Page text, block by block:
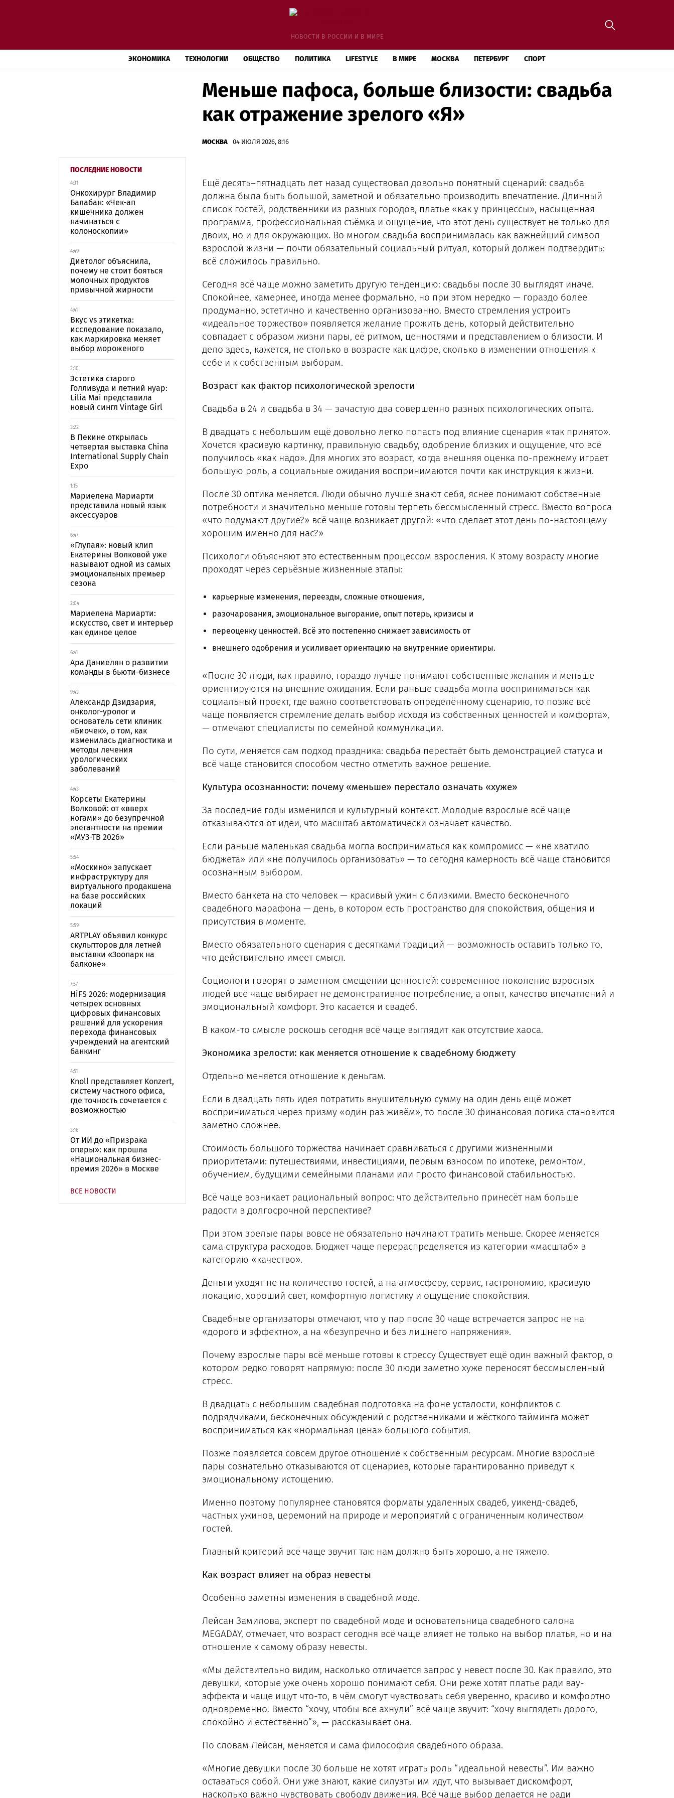
НОВОСТИ В РОССИИ И В МИРЕ
ЭКОНОМИКА ТЕХНОЛОГИИ ОБЩЕСТВО ПОЛИТИКА LIFESTYLE В МИРЕ МОСКВА ПЕТЕРБУРГ СПОРТ
Меньше пафоса, больше близости: свадьба
как отражение зрелого «Я»
МОСКВА 04 ИЮЛЯ 2026, 8:16
ПОСЛЕДНИЕ НОВОСТИ
4:31
Онкохирург Владимир
Балабан: «Чек-ап
кишечника должен
начинаться с
колоноскопии»
4:49
Диетолог объяснила,
почему не стоит бояться
молочных продуктов
привычной жирности
4:41
Вкус vs этикетка:
исследование показало,
как маркировка меняет
выбор мороженого
2:10
Эстетика старого
Голливуда и летний нуар:
Lilia Mai представила
новый сингл Vintage Girl
3:22
В Пекине открылась
четвертая выставка China
International Supply Chain
Expo
1:15
Мариелена Мариарти
представила новый язык
аксессуаров
6:47
«Глупая»: новый клип
Екатерины Волковой уже
называют одной из самых
эмоциональных премьер
сезона
2:04
Мариелена Мариарти:
искусство, свет и интерьер
как единое целое
6:41
Ара Даниелян о развитии
команды в бьюти-бизнесе
9:43
Александр Дзидзария,
онколог-уролог и
основатель сети клиник
«Биочек», о том, как
изменилась диагностика и
методы лечения
урологических
заболеваний
4:43
Корсеты Екатерины
Волковой: от «вверх
ногами» до безупречной
элегантности на премии
«МУЗ-ТВ 2026»
5:54
«Москино» запускает
инфраструктуру для
виртуального продакшена
на базе российских
локаций
5:59
ARTPLAY объявил конкурс
скульпторов для летней
выставки «Зоопарк на
балконе»
7:57
HiFS 2026: модернизация
четырех основных
цифровых финансовых
решений для ускорения
перехода финансовых
учреждений на агентский
банкинг
4:51
Knoll представляет Konzert,
систему частного офиса,
где точность сочетается с
возможностью
3:16
От ИИ до «Призрака
оперы»: как прошла
«Национальная бизнес-
премия 2026» в Москве
ВСЕ НОВОСТИ
Ещё десять–пятнадцать лет назад существовал довольно понятный сценарий: свадьба
должна была быть большой, заметной и обязательно производить впечатление. Длинный
список гостей, родственники из разных городов, платье «как у принцессы», насыщенная
программа, профессиональная съёмка и ощущение, что этот день существует не только для
двоих, но и для окружающих. Во многом свадьба воспринималась как важнейший символ
взрослой жизни — почти обязательный социальный ритуал, который должен подтвердить:
всё сложилось правильно.
Сегодня всё чаще можно заметить другую тенденцию: свадьбы после 30 выглядят иначе.
Спокойнее, камернее, иногда менее формально, но при этом нередко — гораздо более
продуманно, эстетично и качественно организованно. Вместо стремления устроить
«идеальное торжество» появляется желание прожить день, который действительно
совпадает с образом жизни пары, её ритмом, ценностями и представлением о близости. И
дело здесь, кажется, не столько в возрасте как цифре, сколько в изменении отношения к
себе и к собственным выборам.
Возраст как фактор психологической зрелости
Свадьба в 24 и свадьба в 34 — зачастую два совершенно разных психологических опыта.
В двадцать с небольшим ещё довольно легко попасть под влияние сценария «так принято».
Хочется красивую картинку, правильную свадьбу, одобрение близких и ощущение, что всё
получилось «как надо». Для многих это возраст, когда внешняя оценка по-прежнему играет
большую роль, а социальные ожидания воспринимаются почти как инструкция к жизни.
После 30 оптика меняется. Люди обычно лучше знают себя, яснее понимают собственные
потребности и значительно меньше готовы терпеть бессмысленный стресс. Вместо вопроса
«что подумают другие?» всё чаще возникает другой: «что сделает этот день по-настоящему
хорошим именно для нас?»
Психологи объясняют это естественным процессом взросления. К этому возрасту многие
проходят через серьёзные жизненные этапы:
карьерные изменения, переезды, сложные отношения,
разочарования, эмоциональное выгорание, опыт потерь, кризисы и
переоценку ценностей. Всё это постепенно снижает зависимость от
внешнего одобрения и усиливает ориентацию на внутренние ориентиры.
«После 30 люди, как правило, гораздо лучше понимают собственные желания и меньше
ориентируются на внешние ожидания. Если раньше свадьба могла восприниматься как
социальный проект, где важно соответствовать определённому сценарию, то позже всё
чаще появляется стремление делать выбор исходя из собственных ценностей и комфорта»,
— отмечают специалисты по семейной коммуникации.
По сути, меняется сам подход праздника: свадьба перестаёт быть демонстрацией статуса и
всё чаще становится способом честно отметить важное решение.
Культура осознанности: почему «меньше» перестало означать «хуже»
За последние годы изменился и культурный контекст. Молодые взрослые всё чаще
отказываются от идеи, что масштаб автоматически означает качество.
Если раньше маленькая свадьба могла восприниматься как компромисс — «не хватило
бюджета» или «не получилось организовать» — то сегодня камерность всё чаще становится
осознанным выбором.
Вместо банкета на сто человек — красивый ужин с близкими. Вместо бесконечного
свадебного марафона — день, в котором есть пространство для спокойствия, общения и
присутствия в моменте.
Вместо обязательного сценария с десятками традиций — возможность оставить только то,
что действительно имеет смысл.
Социологи говорят о заметном смещении ценностей: современное поколение взрослых
людей всё чаще выбирает не демонстративное потребление, а опыт, качество впечатлений и
эмоциональный комфорт. Это касается и свадеб.
В каком-то смысле роскошь сегодня всё чаще выглядит как отсутствие хаоса.
Экономика зрелости: как меняется отношение к свадебному бюджету
Отдельно меняется отношение к деньгам.
Если в двадцать пять идея потратить внушительную сумму на один день ещё может
восприниматься через призму «один раз живём», то после 30 финансовая логика становится
заметно сложнее.
Стоимость большого торжества начинает сравниваться с другими жизненными
приоритетами: путешествиями, инвестициями, первым взносом по ипотеке, ремонтом,
обучением, будущими семейными планами или просто финансовой стабильностью.
Всё чаще возникает рациональный вопрос: что действительно принесёт нам больше
радости в долгосрочной перспективе?
При этом зрелые пары вовсе не обязательно начинают тратить меньше. Скорее меняется
сама структура расходов. Бюджет чаще перераспределяется из категории «масштаб» в
категорию «качество».
Деньги уходят не на количество гостей, а на атмосферу, сервис, гастрономию, красивую
локацию, хороший свет, комфортную логистику и ощущение спокойствия.
Свадебные организаторы отмечают, что у пар после 30 чаще встречается запрос не на
«дорого и эффектно», а на «безупречно и без лишнего напряжения».
Почему взрослые пары всё меньше готовы к стрессу Существует ещё один важный фактор, о
котором редко говорят напрямую: после 30 люди заметно хуже переносят бессмысленный
стресс.
В двадцать с небольшим свадебная подготовка на фоне усталости, конфликтов с
подрядчиками, бесконечных обсуждений с родственниками и жёсткого тайминга может
восприниматься как «нормальная цена» большого события.
Позже появляется совсем другое отношение к собственным ресурсам. Многие взрослые
пары сознательно отказываются от сценариев, которые гарантированно приведут к
эмоциональному истощению.
Именно поэтому популярнее становятся форматы удаленных свадеб, уикенд-свадеб,
частных ужинов, церемоний на природе и мероприятий с ограниченным количеством
гостей.
Главный критерий всё чаще звучит так: нам должно быть хорошо, а не тяжело.
Как возраст влияет на образ невесты
Особенно заметны изменения в свадебной моде.
Лейсан Замилова, эксперт по свадебной моде и основательница свадебного салона
MEGADAY, отмечает, что возраст сегодня всё чаще влияет не только на выбор платья, но и на
отношение к самому образу невесты.
«Мы действительно видим, насколько отличается запрос у невест после 30. Как правило, это
девушки, которые уже очень хорошо понимают себя. Они реже хотят платье ради вау-
эффекта и чаще ищут что-то, в чём смогут чувствовать себя уверенно, красиво и комфортно
одновременно. Вместо “хочу, чтобы все ахнули” всё чаще звучит: “хочу выглядеть дорого,
спокойно и естественно”», — рассказывает она.
По словам Лейсан, меняется и сама философия свадебного образа.
«Многие девушки после 30 больше не хотят играть роль “идеальной невесты”. Им важно
оставаться собой. Они уже знают, какие силуэты им идут, что вызывает дискомфорт,
насколько важно чувствовать свободу движения. Всё чаще выбор делается не ради